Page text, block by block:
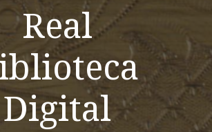
Real
Digital